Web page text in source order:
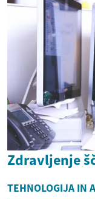
Zdravljenje
TEHNOLOGIJA IN